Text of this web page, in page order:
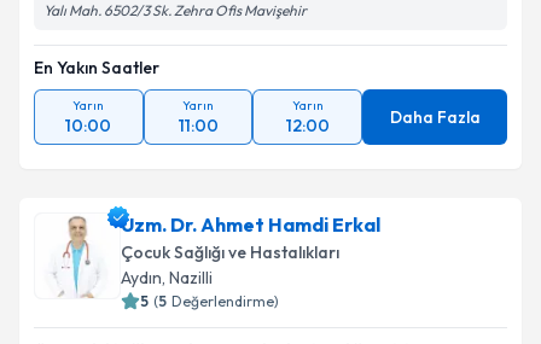
Yalı Mah. 6502/3 Sk. Zehra Ofis Mavişehir
En Yakın Saatler
Yarın
10:00
Yarın
11:00
Yarın
12:00 Daha Fazla
Uzm. Dr. Ahmet Hamdi Erkal
Çocuk Sağlığı ve Hastalıkları
Aydın, Nazilli
5 (5 Değerlendirme)